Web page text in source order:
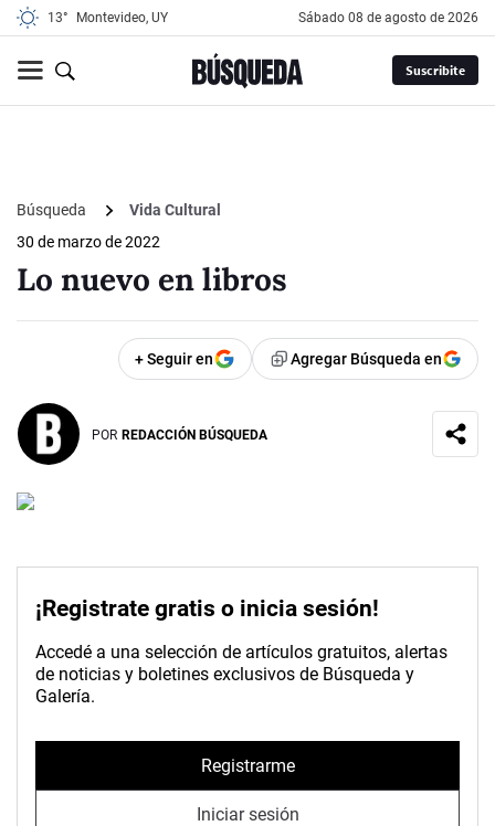
13° Montevideo, UY sábado 08 de agosto de 2026
Suscribite
Búsqueda
Vida Cultural
30 de marzo de 2022
Lo nuevo en libros
+ Seguir en Agregar Búsqueda en
POR REDACCIÓN BÚSQUEDA
¡Registrate gratis o inicia sesión!
Accedé a una selección de artículos gratuitos, alertas
de noticias y boletines exclusivos de Búsqueda y
Galería.
Registrarme
Iniciar sesión